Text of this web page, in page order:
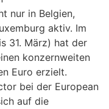
nur in Belgien,
aktiv. Im
31. März) hat der
konzernweiten
Euro erzielt.
bei der European
auf die